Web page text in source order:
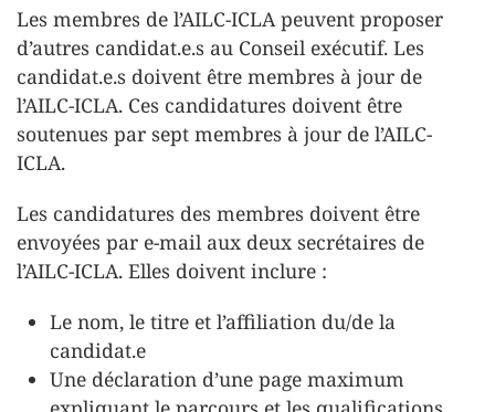
Les membres de l’AILC-ICLA peuvent proposer
d’autres candidat.e.s au Conseil exécutif. Les
candidat.e.s doivent être membres à jour de
l’AILC-ICLA. Ces candidatures doivent être
soutenues par sept membres à jour de l’AILC-
ICLA.
Les candidatures des membres doivent être
envoyées par e-mail aux deux secrétaires de
l’AILC-ICLA. Elles doivent inclure :
Le nom, le titre et l’affiliation du/de la
candidat.e
Une déclaration d’une page maximum